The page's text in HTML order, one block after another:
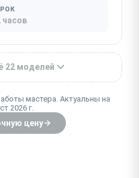
часов
22 моделей
мастера. Актуальны на
2026 г.
цену